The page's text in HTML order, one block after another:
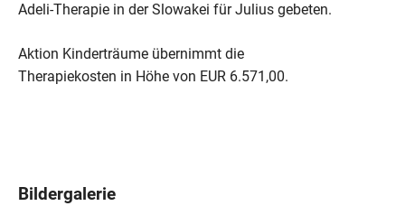
Adeli-Therapie in der Slowakei für Julius gebeten.
Aktion Kinderträume übernimmt die
Therapiekosten in Höhe von EUR 6.571,00.
Bildergalerie